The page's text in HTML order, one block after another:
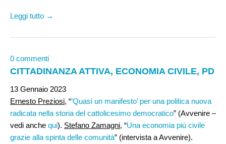
Leggi tutto →
0 commenti
CITTADINANZA ATTIVA, ECONOMIA CIVILE, PD
13 Gennaio 2023
Ernesto Preziosi, “’Quasi un manifesto’ per una politica nuova
radicata nella storia del cattolicesimo democratico” (Avvenire –
vedi anche qui). Stefano Zamagni, “Una economia più civile
grazie alla spinta delle comunità” (intervista a Avvenire).